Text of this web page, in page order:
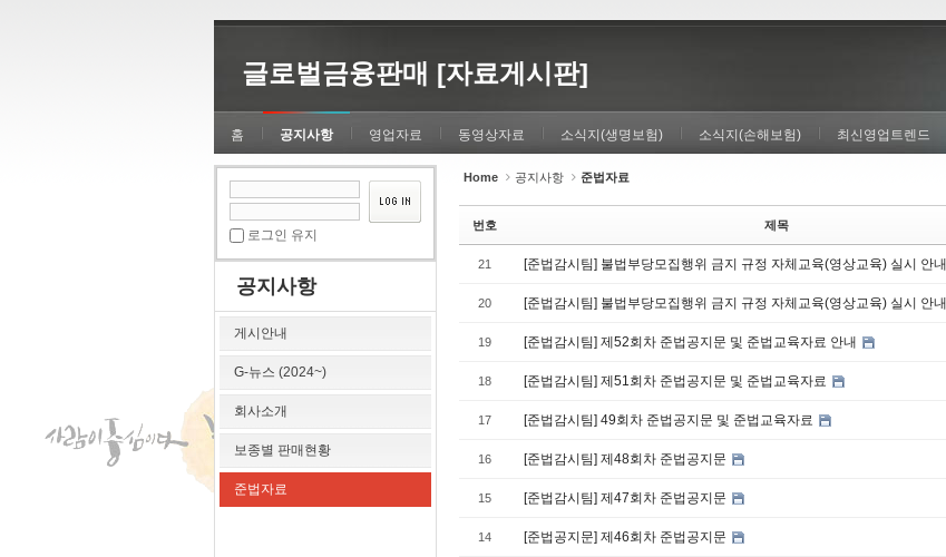
글로벌금융판매 [자료게시판]
홈 공지사항 영업자료 동영상자료 소식지(생명보험) 소식지(손해보험) 최신영업트렌드
로그인 유지
공지사항
게시안내
G-뉴스 (2024~)
회사소개
보종별 판매현황
준법자료
Home 공지사항 준법자료
번호 제목
21 [준법감시팀] 불법부당모집행위 금지 규정 자체교육(영상교육) 실시 안내
20 [준법감시팀] 불법부당모집행위 금지 규정 자체교육(영상교육) 실시 안내
19 [준법감시팀] 제52회차 준법공지문 및 준법교육자료 안내
18 [준법감시팀] 제51회차 준법공지문 및 준법교육자료
17 [준법감시팀] 49회차 준법공지문 및 준법교육자료
16 [준법감시팀] 제48회차 준법공지문
15 [준법감시팀] 제47회차 준법공지문
14 [준법공지문] 제46회차 준법공지문
Sketchbook5, 스케치북5
Sketchbook5, 스케치북5
Sketchbook5, 스케치북5
Sketchbook5, 스케치북5